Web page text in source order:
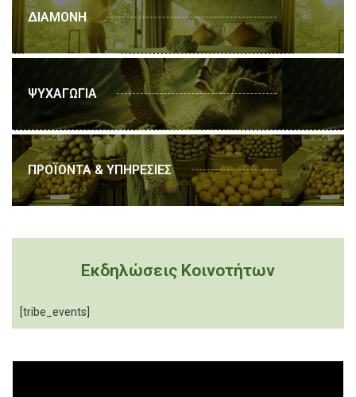
ΔΙΑΜΟΝΗ
ΨΥΧΑΓΩΓΙΑ
ΠΡΟΪΟΝΤΑ & ΥΠΗΡΕΣΙΕΣ
Εκδηλώσεις Κοινοτήτων
[tribe_events]